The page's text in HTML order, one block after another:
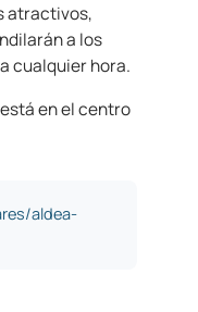
atractivos,
a los
cualquier hora.
en el centro
aldea-